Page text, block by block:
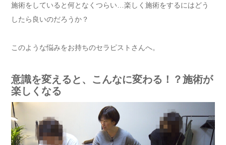
施術をしていると何となくつらい…楽しく施術をするにはどう
したら良いのだろうか？
このような悩みをお持ちのセラピストさんへ。
意識を変えると、こんなに変わる！？施術が
楽しくなる